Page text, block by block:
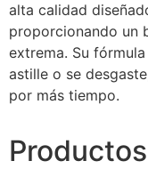
alta calidad
proporcionando un
extrema. Su
astille o se
por más tiempo.